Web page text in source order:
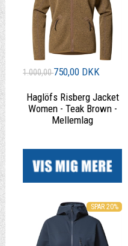
1.000,00750,00 DKK
Haglöfs Risberg Jacket
Women - Teak Brown -
Mellemlag
SPAR 20%